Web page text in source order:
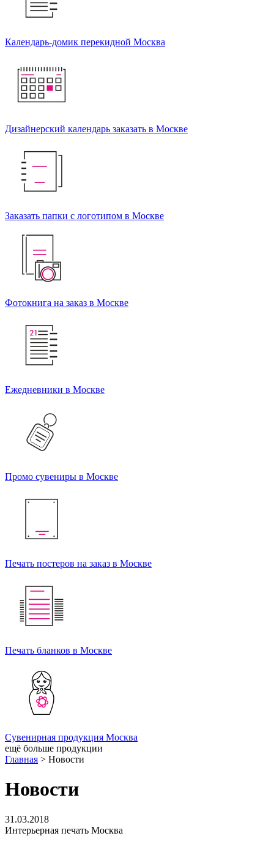
Календарь-домик перекидной Москва
Дизайнерский календарь заказать в Москве
Заказать папки с логотипом в Москве
Фотокнига на заказ в Москве
Ежедневники в Москве
Промо сувениры в Москве
Печать постеров на заказ в Москве
Печать бланков в Москве
Сувенирная продукция Москва
ещё больше продукции
Главная > Новости
Новости
31.03.2018
Интерьерная печать Москва